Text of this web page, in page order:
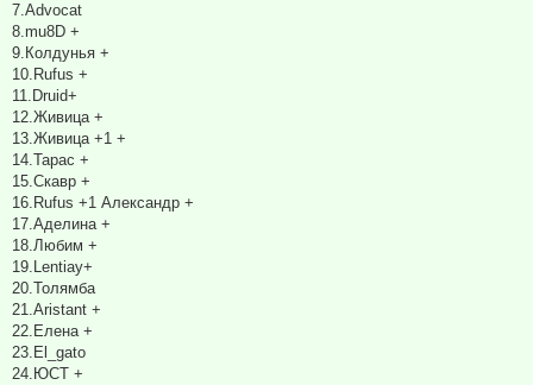
7.Advocat
8.mu8D +
9.Колдунья +
10.Rufus +
11.Druid+
12.Живица +
13.Живица +1 +
14.Тарас +
15.Скавр +
16.Rufus +1 Александр +
17.Аделина +
18.Любим +
19.Lentiay+
20.Толямба
21.Aristant +
22.Eлена +
23.El_gato
24.ЮСТ +